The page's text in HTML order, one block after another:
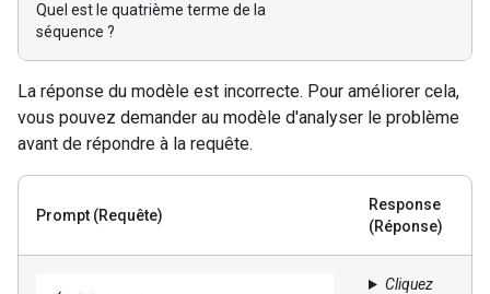
Quel est le quatrième terme de la
séquence ?
La réponse du modèle est incorrecte. Pour améliorer cela,
vous pouvez demander au modèle d'analyser le problème
avant de répondre à la requête.
Prompt (Requête)
Response
(Réponse)
Cliquez